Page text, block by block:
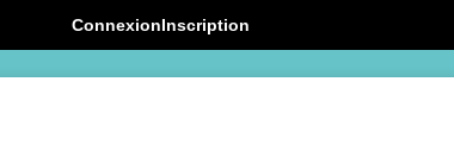
ConnexionInscription